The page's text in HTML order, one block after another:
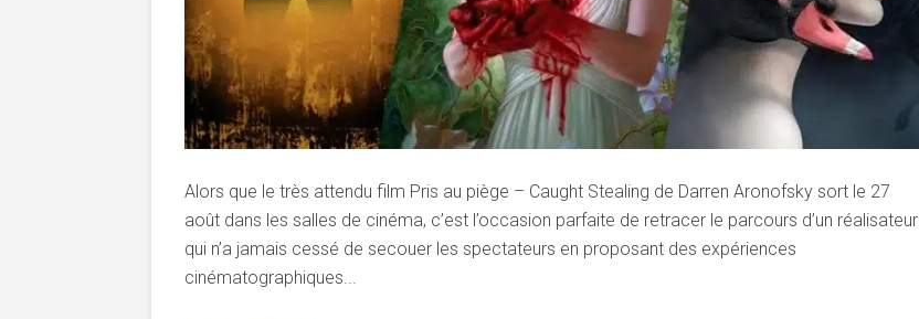
Alors que le très attendu film Pris au piège – Caught Stealing de Darren Aronofsky sort le 27
août dans les salles de cinéma, c’est l’occasion parfaite de retracer le parcours d’un réalisateur
qui n’a jamais cessé de secouer les spectateurs en proposant des expériences
cinématographiques...